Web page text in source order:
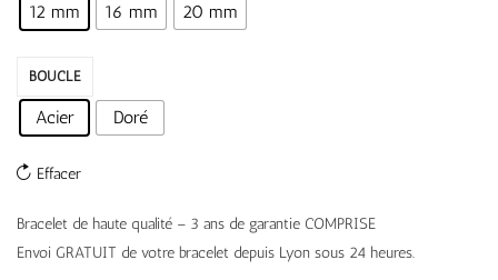
12 mm 16 mm 20 mm
BOUCLE
Acier Doré
Effacer
Bracelet de haute qualité – 3 ans de garantie COMPRISE
Envoi GRATUIT de votre bracelet depuis Lyon sous 24 heures.